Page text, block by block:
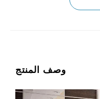
وصف المنتج